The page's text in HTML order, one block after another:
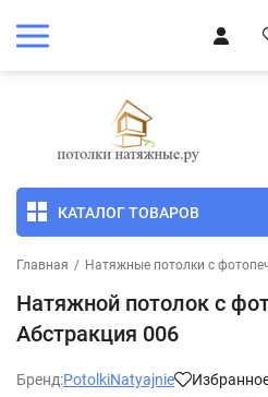
КАТАЛОГ ТОВАРОВ
Главная / Натяжные потолки с
Натяжной потолок с
Абстракция 006
Бренд:PotolkiNatyajnie